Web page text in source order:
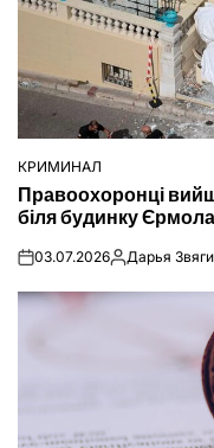
ОПУБЛІКУВАТИ
КРИМИНАЛ
Правоохоронці
біля будинку
on03.07.2026Опубліковано
Дарья